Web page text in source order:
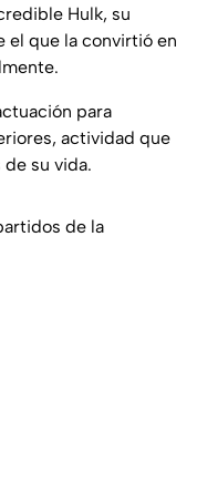
Hulk, su
el que la convirtió en
para
actividad que
su vida.
de la